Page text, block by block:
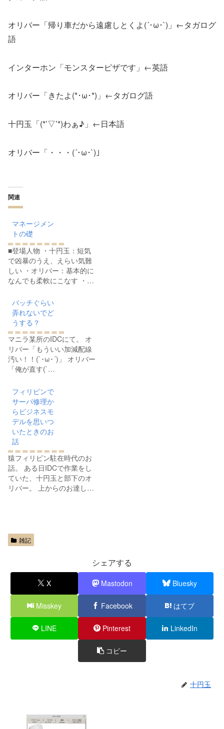
オリバー「帰り車だから遠慮しとくよ(´･ω･`)」←タガログ
語
インターホン「モンスターピザです」←英語
オリバー「きたよ(*･ω･*)」←タガログ語
十円玉「(*’▽’*)わぁ♪」←日本語
オリバー「・・・(´･ω･`)」
関連
マネージメン
トの礎
■登場人物 ・十円玉：短気
で凶暴のうえ、えらい気難
しい ・オリバー：基本的に
なんでも柔軟にこなす ・…
バッチぐらい
弄れないでど
うする？
マニラ某所のIDCにて。 オ
リバー「もういい加減配線
汚い！！(`･ω･´)」 オリバー
「俺が直す(`…
フィリピンで
サーバ修理か
らビジネスモ
デルを思いつ
いたときのお
話
猿フィリピン駐在時代のお
話。 ある日IDCで作業をし
ていた、十円玉と部下のオ
リバー。 上からのお達し…
雑記
シェアする
X Mastodon Bluesky
Misskey Facebook はてブ
LINE Pinterest LinkedIn
コピー
十円玉